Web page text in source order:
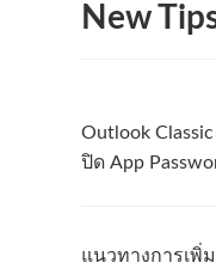
New
Outlook
ปิด App
แนวทางการเพิ่